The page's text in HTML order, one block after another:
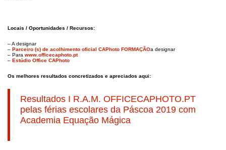
Locais / Oportunidades / Recursos:
– A designar
– Parceiro (s) de acolhimento oficial CAPhoto FORMAÇÃOa designar
– Para www.officecaphoto.pt
– Estúdio Office CAPhoto
Os melhores resultados concretizados e apreciados aqui:
Resultados I R.A.M. OFFICECAPHOTO.PT
pelas férias escolares da Páscoa 2019 com
Academia Equação Mágica